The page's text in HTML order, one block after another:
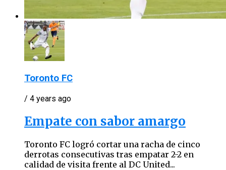
Toronto FC
/ 4 years ago
Empate con sabor amargo
Toronto FC logró cortar una racha de cinco
derrotas consecutivas tras empatar 2-2 en
calidad de visita frente al DC United...